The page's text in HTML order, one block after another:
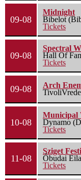
09-08
Midnight
Bibelot
Tickets
09-08
Spectral
Hall Of
Tickets
09-08
Arch
10-08
Municipal
Dynamo
Tickets
11-08
Sziget
Óbudai
Tickets